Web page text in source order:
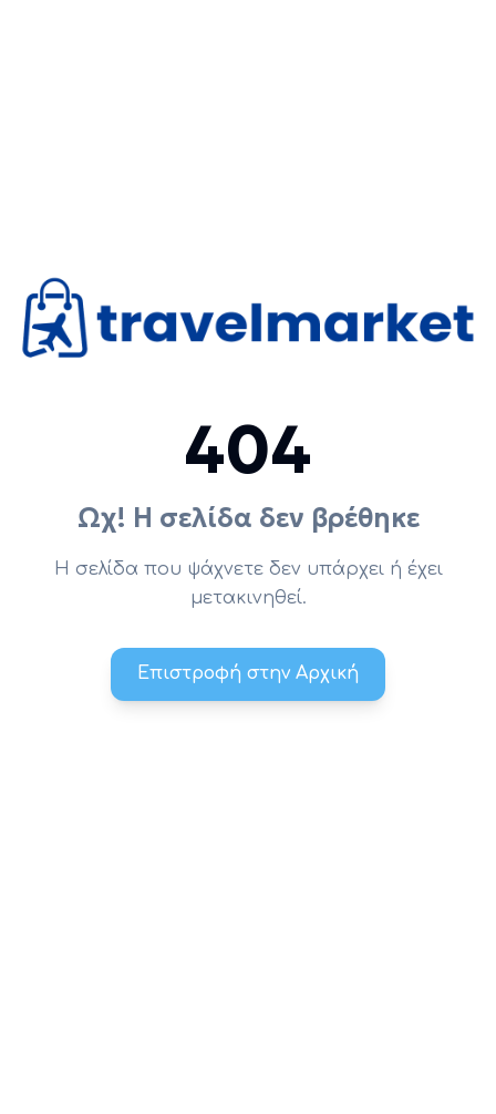
404
Ωχ! Η σελίδα δεν βρέθηκε
Η σελίδα που ψάχνετε δεν υπάρχει ή έχει
μετακινηθεί.
Επιστροφή στην Αρχική